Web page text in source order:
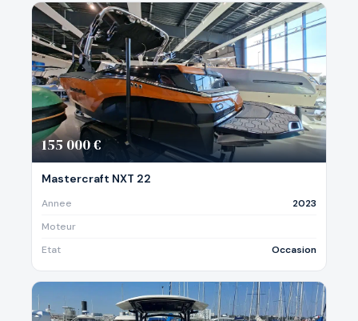
155 000 €
Mastercraft NXT 22
Annee
2023
Moteur
Etat
Occasion